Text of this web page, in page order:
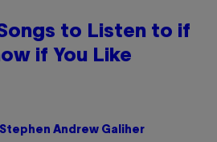
to Listen to if
if You Like
Stephen Andrew Galiher